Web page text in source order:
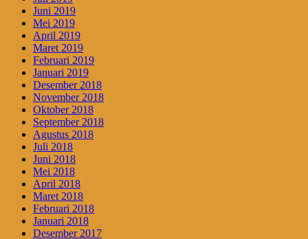
Juni 2019
Mei 2019
April 2019
Maret 2019
Februari 2019
Januari 2019
Desember 2018
November 2018
Oktober 2018
September 2018
Agustus 2018
Juli 2018
Juni 2018
Mei 2018
April 2018
Maret 2018
Februari 2018
Januari 2018
Desember 2017